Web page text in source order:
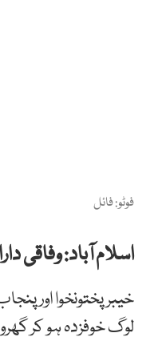
فوٹو: فائل
اسلام آباد: وفاقی
خیبر پختونخوا اور
لوگ خوفزدہ ہو کر